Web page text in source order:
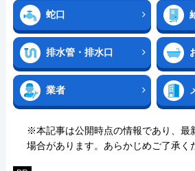
蛇口
排水管・排水口
業者
※本記事は公開時点の情報であり、最
場合があります。あらかじめご了承く